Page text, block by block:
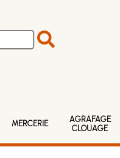
MERCERIE
AGRAFAGE
CLOUAGE